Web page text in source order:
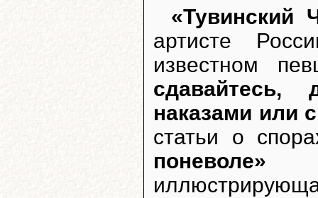
«Тувинский
артисте
известном
наказами или
статьи о
поневоле»